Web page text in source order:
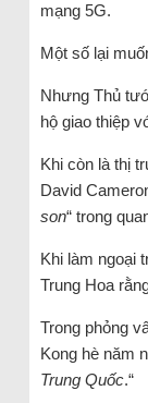
mạng 5G.
Một số lại
Nhưng Thủ
hộ giao thiệp
Khi còn là thị
David
son“ trong
Khi làm ngoại
Trung Hoa
Trong phỏng
Kong hè năm
Trung Quốc.“